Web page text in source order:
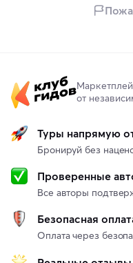
от
Туры напрямую
Бронируй без
Проверенные
Все авторы
Безопасная
Оплата через